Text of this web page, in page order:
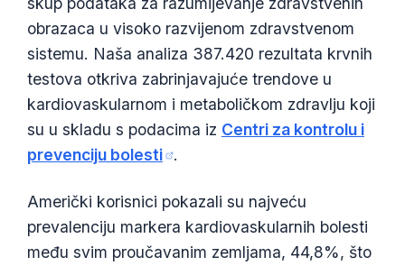
obrazaca u visoko razvijenom zdravstvenom
sistemu. Naša analiza 387.420 rezultata krvnih
testova otkriva zabrinjavajuće trendove u
kardiovaskularnom i metaboličkom zdravlju koji
su u skladu s podacima iz Centri za kontrolu i
prevenciju bolesti
.
Američki korisnici pokazali su najveću
prevalenciju markera kardiovaskularnih bolesti
među svim proučavanim zemljama, 44,8%, što